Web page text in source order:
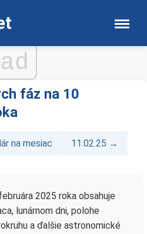
ad
fáz na 10
na mesiac 11.02.25 →
2025 roka obsahuje
lunárnom dni, polohe
a ďalšie astronomické